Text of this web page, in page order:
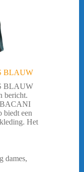
BLAUW
BLAUW
bericht.
BACANI
biedt een
Het
dames,